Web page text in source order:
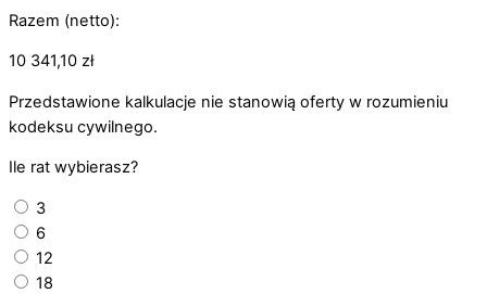
Razem (netto):
10 341,10 zł
Przedstawione kalkulacje nie stanowią oferty w rozumieniu
kodeksu cywilnego.
Ile rat wybierasz?
3
6
12
18